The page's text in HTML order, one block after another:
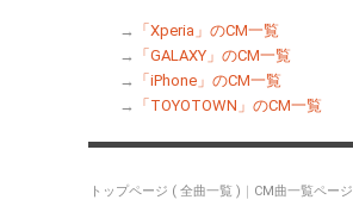
→
「Xperia」のCM一覧
→
「GALAXY」のCM一覧
→
「iPhone」のCM一覧
→
「TOYOTOWN」のCM一覧
トップページ ( 全曲一覧 ) ｜ CM曲一覧ページ